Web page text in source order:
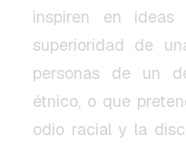
inspiren en
superioridad de
personas de un
étnico, o que
odio racial y la